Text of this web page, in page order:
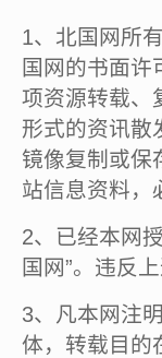
1、北国网所
国网的书面许
项资源转载、
形式的资讯散
镜像复制或保
站信息资料，
2、已经本网
国网”。违反
3、凡本网注
体，转载目的